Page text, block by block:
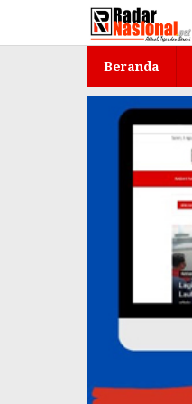
konten
Beranda